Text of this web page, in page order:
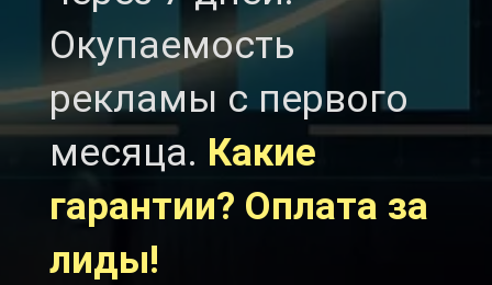
Окупаемость
рекламы с первого
месяца. Какие
гарантии? Оплата за
лиды!